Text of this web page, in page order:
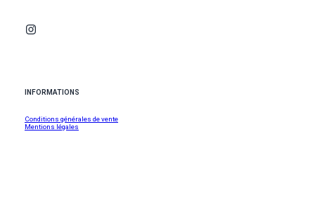
INFORMATIONS
Conditions générales de vente
Mentions légales